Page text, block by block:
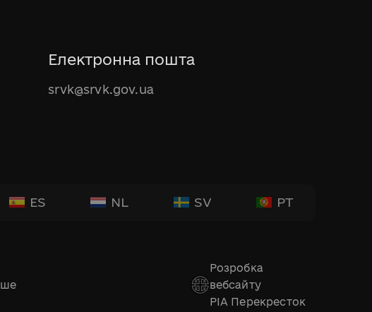
Електронна пошта
srvk@srvk.gov.ua
ES NL SV PT
Розробка
вебсайту
РІА Перекресток